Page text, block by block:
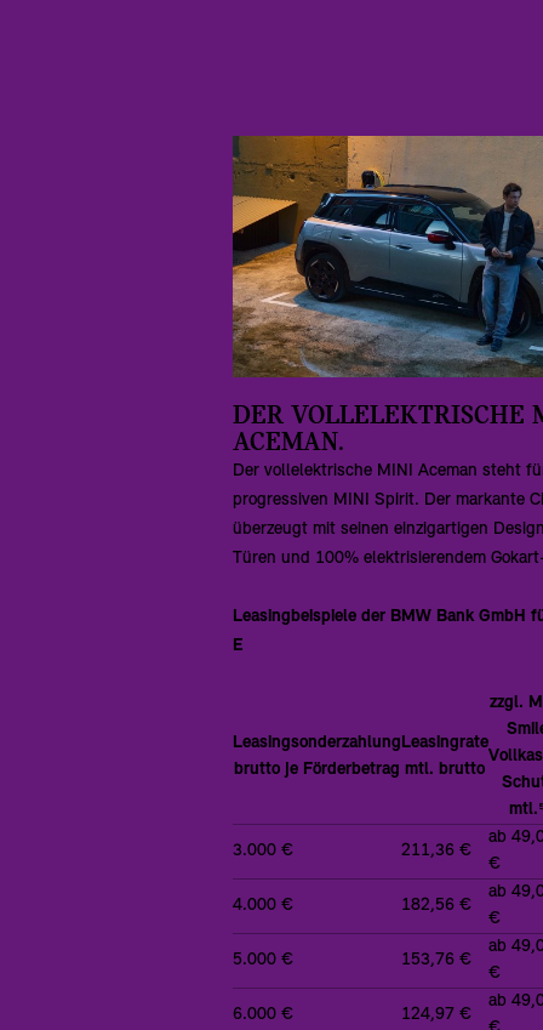
DER VOLLELEKTRISCHE
ACEMAN.
Der vollelektrische MINI Aceman steht
progressiven MINI Spirit. Der markante
überzeugt mit seinen einzigartigen
Türen und 100% elektrisierendem
Leasingbeispiele der BMW Bank GmbH
E
Leasingsonderzahlung
brutto je Förderbetrag
Leasingrate
mtl. brutto
zzgl.
3.000 € 211,36 €
ab
€
4.000 € 182,56 €
ab
€
5.000 € 153,76 €
ab
€
6.000 € 124,97 €
ab